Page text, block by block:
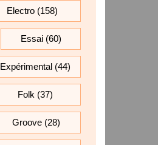
Electro(158)
Essai(60)
Expérimental (44)
Folk (37)
Groove(28)